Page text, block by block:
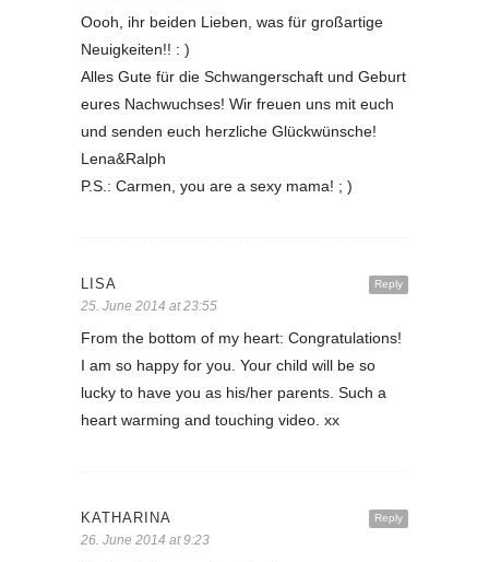
Oooh, ihr beiden Lieben, was für großartige
Neuigkeiten!! : )
Alles Gute für die Schwangerschaft und Geburt
eures Nachwuchses! Wir freuen uns mit euch
und senden euch herzliche Glückwünsche!
Lena&Ralph
P.S.: Carmen, you are a sexy mama! ; )
Reply
LISA
25. June 2014 at 23:55
From the bottom of my heart: Congratulations!
I am so happy for you. Your child will be so
lucky to have you as his/her parents. Such a
heart warming and touching video. xx
Reply
KATHARINA
26. June 2014 at 9:23